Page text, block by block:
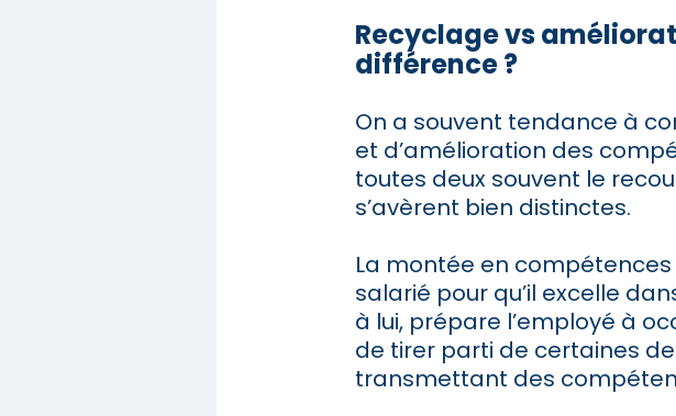
Recyclage vs
différence ?
On a souvent tendance à
et d’amélioration des
toutes deux souvent le
s’avèrent bien distinctes.
La montée en
salarié pour qu’il excelle
à lui, prépare l’employé à
de tirer parti de certaines
transmettant des